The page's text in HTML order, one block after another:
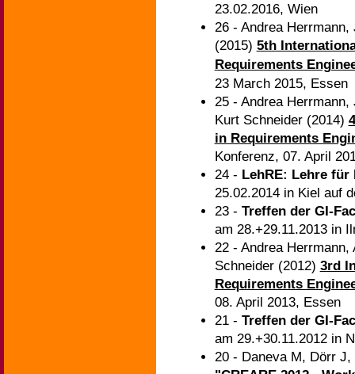
23.02.2016, Wien
26 - Andrea
(2015) 5th
Requirements
23 March 2015, Essen
25 - Andrea
Kurt Schneider (2014)
in Requirements
Konferenz, 07. April
24 - LehRE: Lehre
25.02.2014 in Kiel auf
23 - Treffen der GI-
am 28.+29.11.2013 in
22 - Andrea
Schneider (2012) 3rd
Requirements
08. April 2013, Essen
21 - Treffen der GI-
am 29.+30.11.2012 in
20 - Daneva M, Dörr